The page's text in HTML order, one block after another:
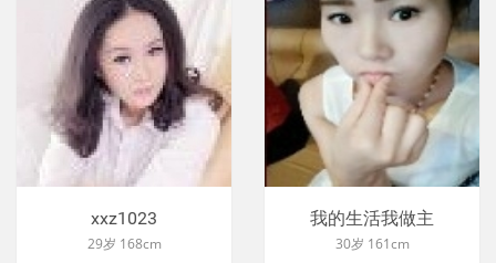
xxz1023
29岁 168cm
我的生活我做主
30岁 161cm